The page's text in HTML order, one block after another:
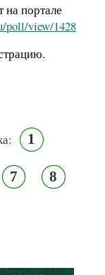
портале
poll/view/1428
1
7 8